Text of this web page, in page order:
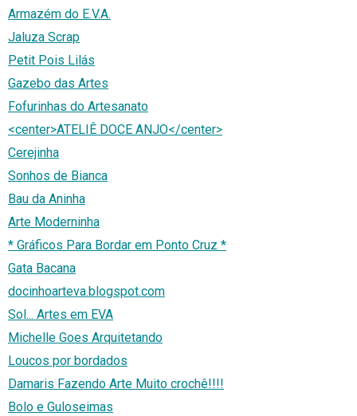
Armazém do E.V.A.
Jaluza Scrap
Petit Pois Lilás
Gazebo das Artes
Fofurinhas do Artesanato
<center>ATELIÊ DOCE ANJO</center>
Cerejinha
Sonhos de Bianca
Bau da Aninha
Arte Moderninha
* Gráficos Para Bordar em Ponto Cruz *
Gata Bacana
docinhoarteva.blogspot.com
Sol... Artes em EVA
Michelle Goes Arquitetando
Loucos por bordados
Damaris Fazendo Arte Muito crochê!!!!
Bolo e Guloseimas